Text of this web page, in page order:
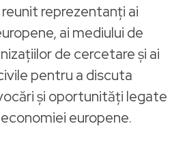
reunit reprezentanți ai
ai mediului de
de cercetare și ai
pentru a discuta
și oportunități legate
europene.